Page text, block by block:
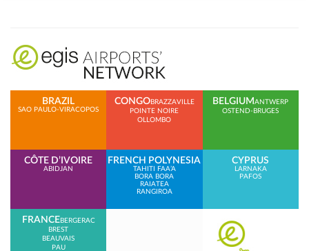
BRAZIL
SAO PAULO-VIRACOPOS
CONGOBRAZZAVILLE
POINTE NOIRE
OLLOMBO
BELGIUMANTWERP
OSTEND-BRUGES
CÔTE D’IVOIRE
ABIDJAN
FRENCH POLYNESIA
TAHITI FAA’A
BORA BORA
RAIATEA
RANGIROA
CYPRUS
LARNAKA
PAFOS
FRANCEBERGERAC
BREST
BEAUVAIS
PAU